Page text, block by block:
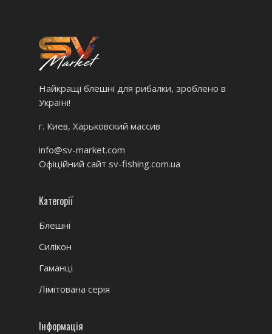
Найкращі блешні для рибалки, зроблено в
Україні!
г. Киев, Харьковский массив
info@sv-market.com
Офіційний сайт sv-fishing.com.ua
Категорії
Блешні
Силікон
Гаманці
Лімітована серія
Інформація